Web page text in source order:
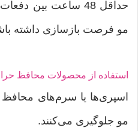
حداقل 48 ساعت بین
مو فرصت بازسازی داشته
استفاده از محصولات محافظ
اسپری‌ها یا سرم‌های
مو جلوگیری می‌کنند.